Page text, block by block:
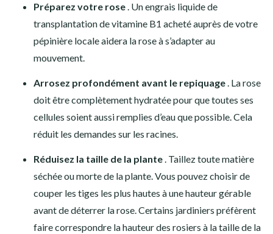
Préparez votre rose. Un engrais liquide de
transplantation de vitamine B1 acheté auprès de votre
pépinière locale aidera la rose à s’adapter au
mouvement.
Arrosez profondément avant le repiquage. La rose
doit être complètement hydratée pour que toutes ses
cellules soient aussi remplies d’eau que possible. Cela
réduit les demandes sur les racines.
Réduisez la taille de la plante. Taillez toute matière
séchée ou morte de la plante. Vous pouvez choisir de
couper les tiges les plus hautes à une hauteur gérable
avant de déterrer la rose. Certains jardiniers préfèrent
faire correspondre la hauteur des rosiers à la taille de la